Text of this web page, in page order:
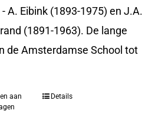
A. Eibink (1893-1975) en J.A.
(1891-1963). De lange
de Amsterdamse School tot
aan
Details